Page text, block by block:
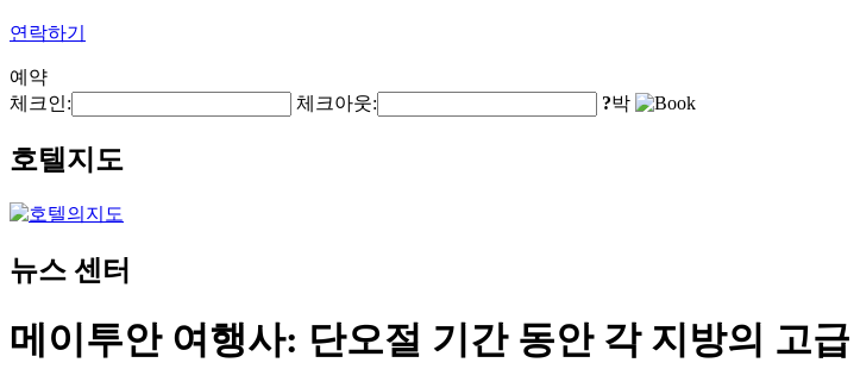
연락하기
예약
체크인:
체크아웃: ?박
호텔지도
뉴스 센터
메이투안 여행사: 단오절 기간 동안 각 지방의 고